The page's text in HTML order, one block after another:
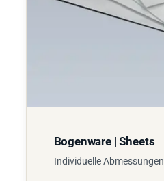
Bogenware | Sheets
Individuelle Abmessungen